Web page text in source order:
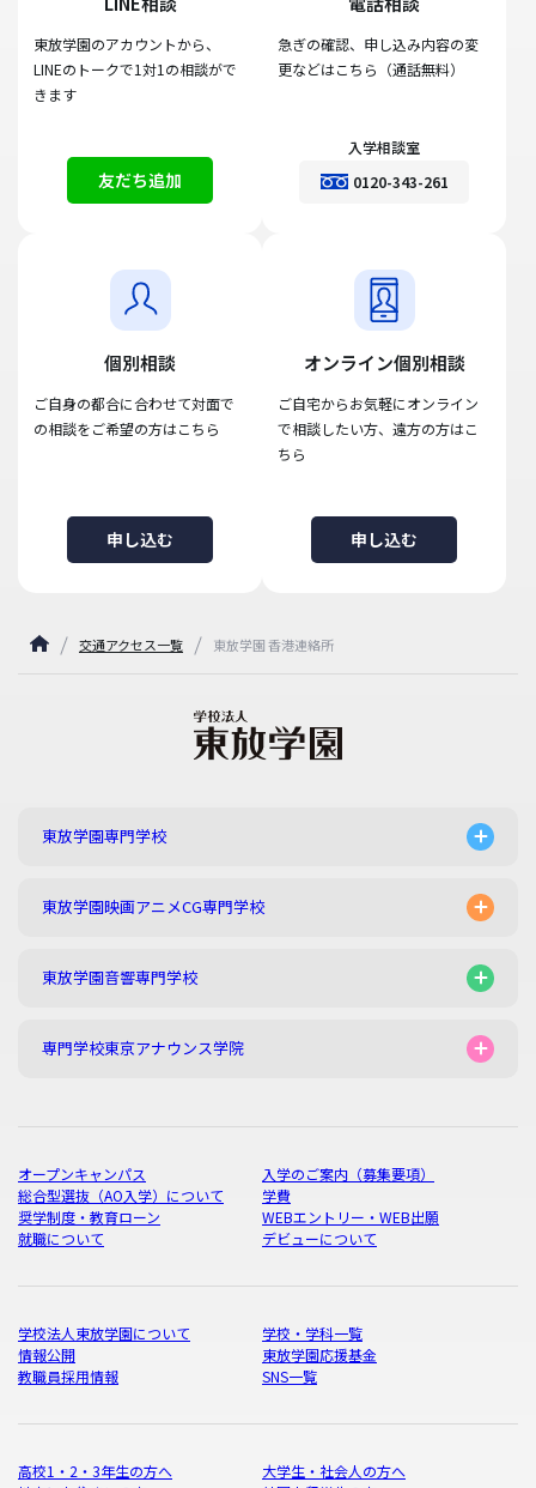
東放学園のアカウントから、
LINEのトークで1対1の相談がで
きます
友だち追加
急ぎの確認、申し込み内容の変
更などはこちら（通話無料）
入学相談室
0120-343-261
個別相談
ご自身の都合に合わせて対面で
の相談をご希望の方はこちら
申し込む
オンライン個別相談
ご自宅からお気軽にオンライン
で相談したい方、遠方の方はこ
ちら
申し込む
交通アクセス一覧 東放学園 香港連絡所
東放学園専門学校
東放学園映画アニメCG専門学校
東放学園音響専門学校
専門学校東京アナウンス学院
オープンキャンパス
入学のご案内（募集要項）
総合型選抜（AO入学）について
学費
奨学制度・教育ローン
WEBエントリー・WEB出願
就職について
デビューについて
学校法人東放学園について
学校・学科一覧
情報公開
東放学園応援基金
教職員採用情報
SNS一覧
高校1・2・3年生の方へ
大学生・社会人の方へ